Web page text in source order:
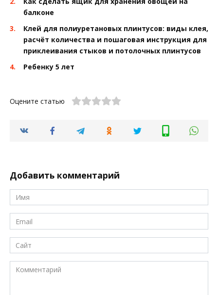
балконе
Клей для полиуретановых плинтусов: виды клея,
расчёт количества и пошаговая инструкция для
приклеивания стыков и потолочных плинтусов
Ребенку 5 лет
Оцените статью
Добавить комментарий
Имя
*
Email
*
Сайт
Комментарий